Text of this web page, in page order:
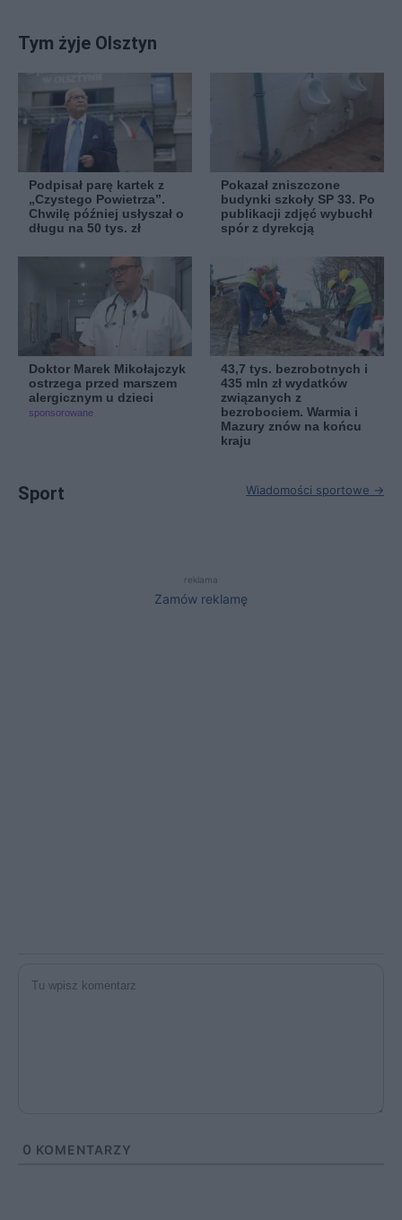
Tym żyje Olsztyn
Podpisał parę kartek z
„Czystego Powietrza”.
Chwilę później usłyszał o
długu na 50 tys. zł
Pokazał zniszczone
budynki szkoły SP 33. Po
publikacji zdjęć wybuchł
spór z dyrekcją
Doktor Marek Mikołajczyk
ostrzega przed marszem
alergicznym u dzieci
sponsorowane
43,7 tys. bezrobotnych i
435 mln zł wydatków
związanych z
bezrobociem. Warmia i
Mazury znów na końcu
kraju
Sport Wiadomości sportowe →
reklama
Zamów reklamę
0 KOMENTARZY